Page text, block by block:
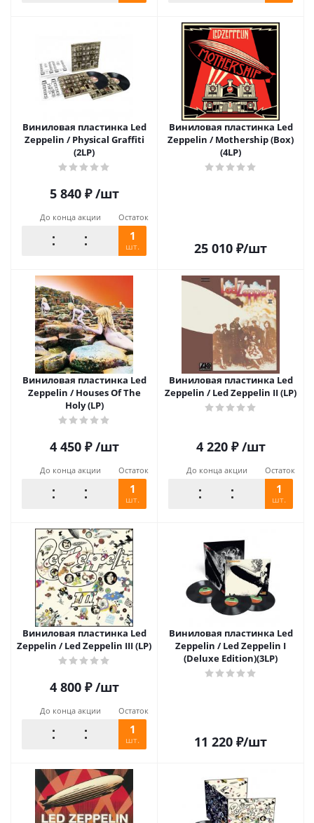
Виниловая пластинка Led
Zeppelin / Physical Graffiti
(2LP)
5 840₽ /шт
До конца акции Остаток
1
шт.
Виниловая пластинка Led
Zeppelin / Mothership (Box)
(4LP)
25 010 ₽/шт
Виниловая пластинка Led
Zeppelin / Houses Of The
Holy (LP)
4 450₽ /шт
До конца акции Остаток
1
шт.
Виниловая пластинка Led
Zeppelin / Led Zeppelin II (LP)
4 220₽ /шт
До конца акции Остаток
1
шт.
Виниловая пластинка Led
Zeppelin / Led Zeppelin III (LP)
4 800₽ /шт
До конца акции Остаток
1
шт.
Виниловая пластинка Led
Zeppelin / Led Zeppelin I
(Deluxe Edition)(3LP)
11 220 ₽/шт